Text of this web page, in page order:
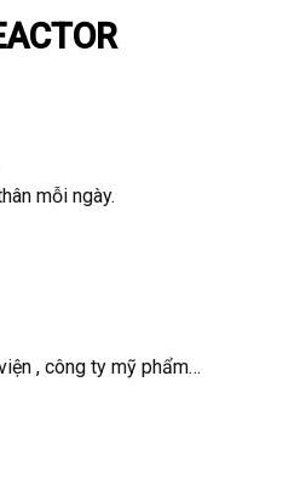
mỗi ngày.
, công ty mỹ phẩm…